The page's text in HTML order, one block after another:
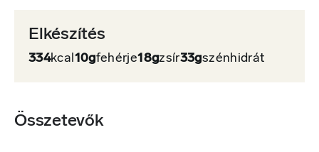
Elkészítés
334kcal10gfehérje18gzsír33gszénhidrát
Összetevők